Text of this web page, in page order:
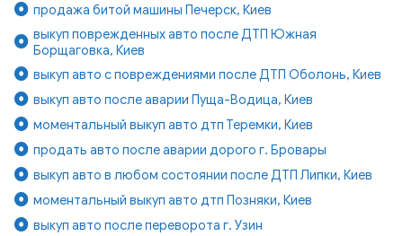
продажа битой машины Печерск, Киев
выкуп поврежденных авто после ДТП Южная
Борщаговка, Киев
выкуп авто с повреждениями после ДТП Оболонь, Киев
выкуп авто после аварии Пуща-Водица, Киев
моментальный выкуп авто дтп Теремки, Киев
продать авто после аварии дорого г. Бровары
выкуп авто в любом состоянии после ДТП Липки, Киев
моментальный выкуп авто дтп Позняки, Киев
выкуп авто после переворота г. Узин